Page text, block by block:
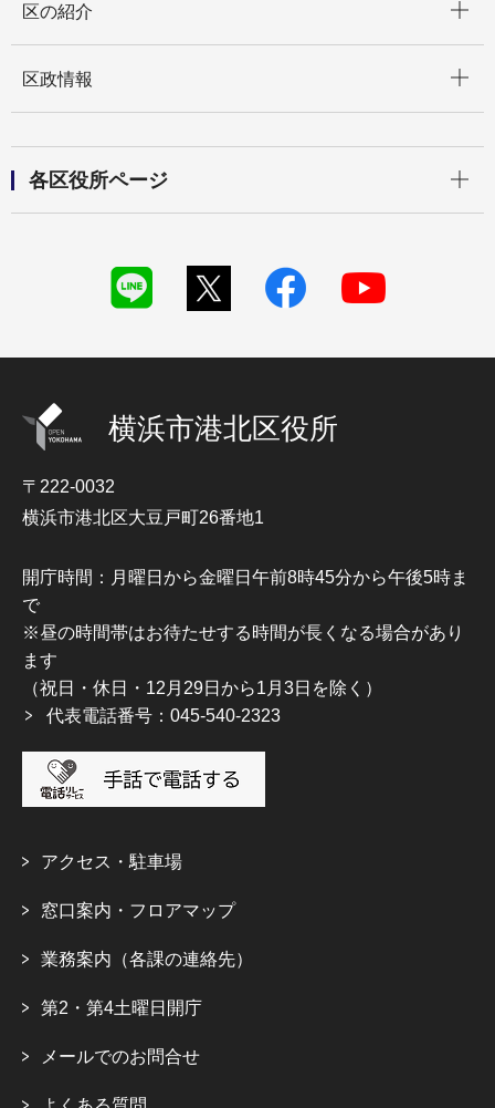
区の紹介
区政情報
各区役所ページ
横浜市港北区役所
〒222-0032
横浜市港北区大豆戸町26番地1
開庁時間：月曜日から金曜日午前8時45分から午後5時ま
で
※昼の時間帯はお待たせする時間が長くなる場合があり
ます
（祝日・休日・12月29日から1月3日を除く）
代表電話番号：045-540-2323
アクセス・駐車場
窓口案内・フロアマップ
業務案内（各課の連絡先）
第2・第4土曜日開庁
メールでのお問合せ